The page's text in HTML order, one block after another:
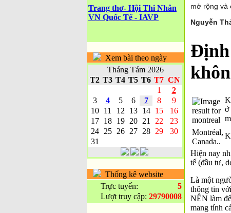
Trang thơ- Hội Thi Nhân
VN Quốc Tế - IAVP
Xem bài theo ngày
Tháng Tám 2026
T2 T3 T4 T5 T6 T7 CN
1
2
3
4 5 6 7 8
9
10
11 12 13 14 15
16
17
18 19 20 21 22
23
24
25 26 27 28 29
30
31
Thống kê website
Trực tuyến:
5
Lượt truy cập: 29790008
mở rộng và
Nguyễn
Định
Montréal,
Canada..
ở
Hiện nay
tế (đầu tư,
Là một
thông tin
NÊN làm
mang tính